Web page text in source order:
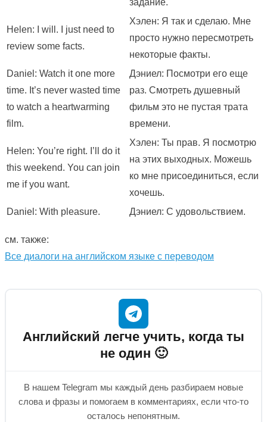
задание.
Helen: I will. I just need to
review some facts.
Хэлен: Я так и сделаю. Мне
просто нужно пересмотреть
некоторые факты.
Daniel: Watch it one more
time. It’s never wasted time
to watch a heartwarming
film.
Дэниел: Посмотри его еще
раз. Смотреть душевный
фильм это не пустая трата
времени.
Helen: You’re right. I’ll do it
this weekend. You can join
me if you want.
Хэлен: Ты прав. Я посмотрю
на этих выходных. Можешь
ко мне присоединиться, если
хочешь.
Daniel: With pleasure.
Дэниел: С удовольствием.
см. также:
Все диалоги на английском языке с переводом
Английский легче учить, когда ты
не один 🙂
В нашем Telegram мы каждый день разбираем новые
слова и фразы и помогаем в комментариях, если что-то
осталось непонятным.